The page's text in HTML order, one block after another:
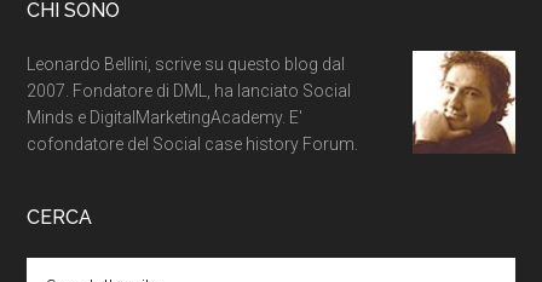
CHI SONO
Leonardo Bellini, scrive su questo blog dal
2007. Fondatore di DML, ha lanciato Social
Minds e DigitalMarketingAcademy. E'
cofondatore del Social case history Forum.
CERCA